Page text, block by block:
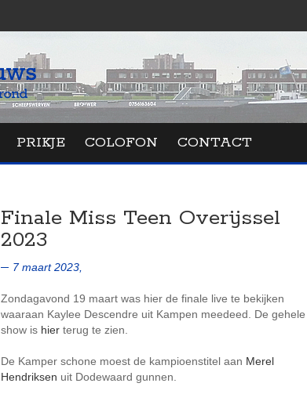
PRIKJE COLOFON CONTACT
Finale Miss Teen Overijssel
2023
7 maart 2023,
Zondagavond 19 maart was hier de finale live te bekijken
waaraan Kaylee Descendre uit Kampen meedeed. De gehele
show is hier terug te zien.
De Kamper schone moest de kampioenstitel aan Merel
Hendriksen uit Dodewaard gunnen.